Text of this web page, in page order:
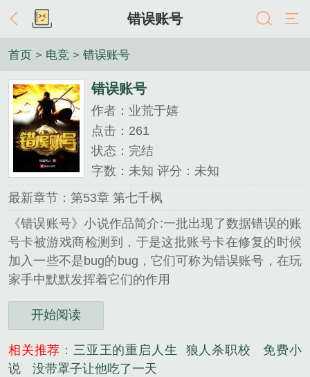
错误账号
首页 > 电竞 > 错误账号
错误账号
作者：业荒于嬉
点击：261
状态：完结
字数：未知 评分：未知
最新章节：第53章 第七千枫
《错误账号》小说作品简介:一批出现了数据错误的账
号卡被游戏商检测到，于是这批账号卡在修复的时候
加入一些不是bug的bug，它们可称为错误账号，在玩
家手中默默发挥着它们的作用
开始阅读
相关推荐 ：三亚王的重启人生 狼人杀职校
免费小
说
没带罩子让他吃了一天